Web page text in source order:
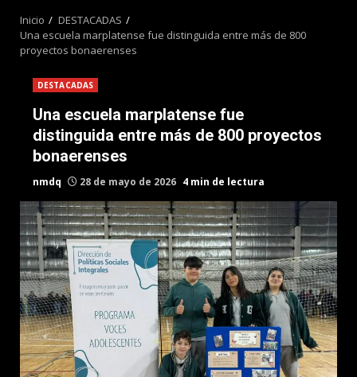
Inicio
DESTACADAS
Una escuela marplatense fue distinguida entre más de 800
proyectos bonaerenses
DESTACADAS
Una escuela marplatense fue
distinguida entre más de 800 proyectos
bonaerenses
nmdq 28 de mayo de 2026 4 min de lectura